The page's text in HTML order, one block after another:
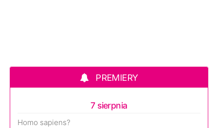
PREMIERY
7 sierpnia
Homo sapiens?